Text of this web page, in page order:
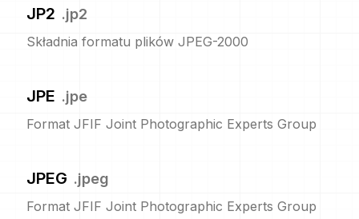
JP2 .jp2
Składnia formatu plików JPEG-2000
JPE .jpe
Format JFIF Joint Photographic Experts Group
JPEG .jpeg
Format JFIF Joint Photographic Experts Group